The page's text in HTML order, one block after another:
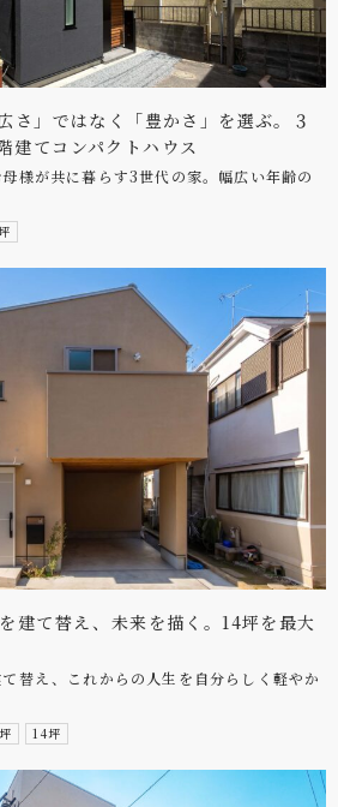
さ」ではなく「豊かさ」を選ぶ。３
建てコンパクトハウス
様が共に暮らす3世代の家。幅広い年齢の
建て替え、未来を描く。14坪を最大
替え、これからの人生を自分らしく軽やか
14坪